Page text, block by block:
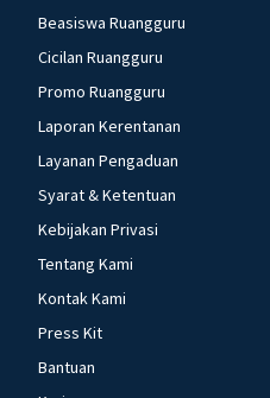
Beasiswa Ruangguru
Cicilan Ruangguru
Promo Ruangguru
Laporan Kerentanan
Layanan Pengaduan
Syarat & Ketentuan
Kebijakan Privasi
Tentang Kami
Kontak Kami
Press Kit
Bantuan